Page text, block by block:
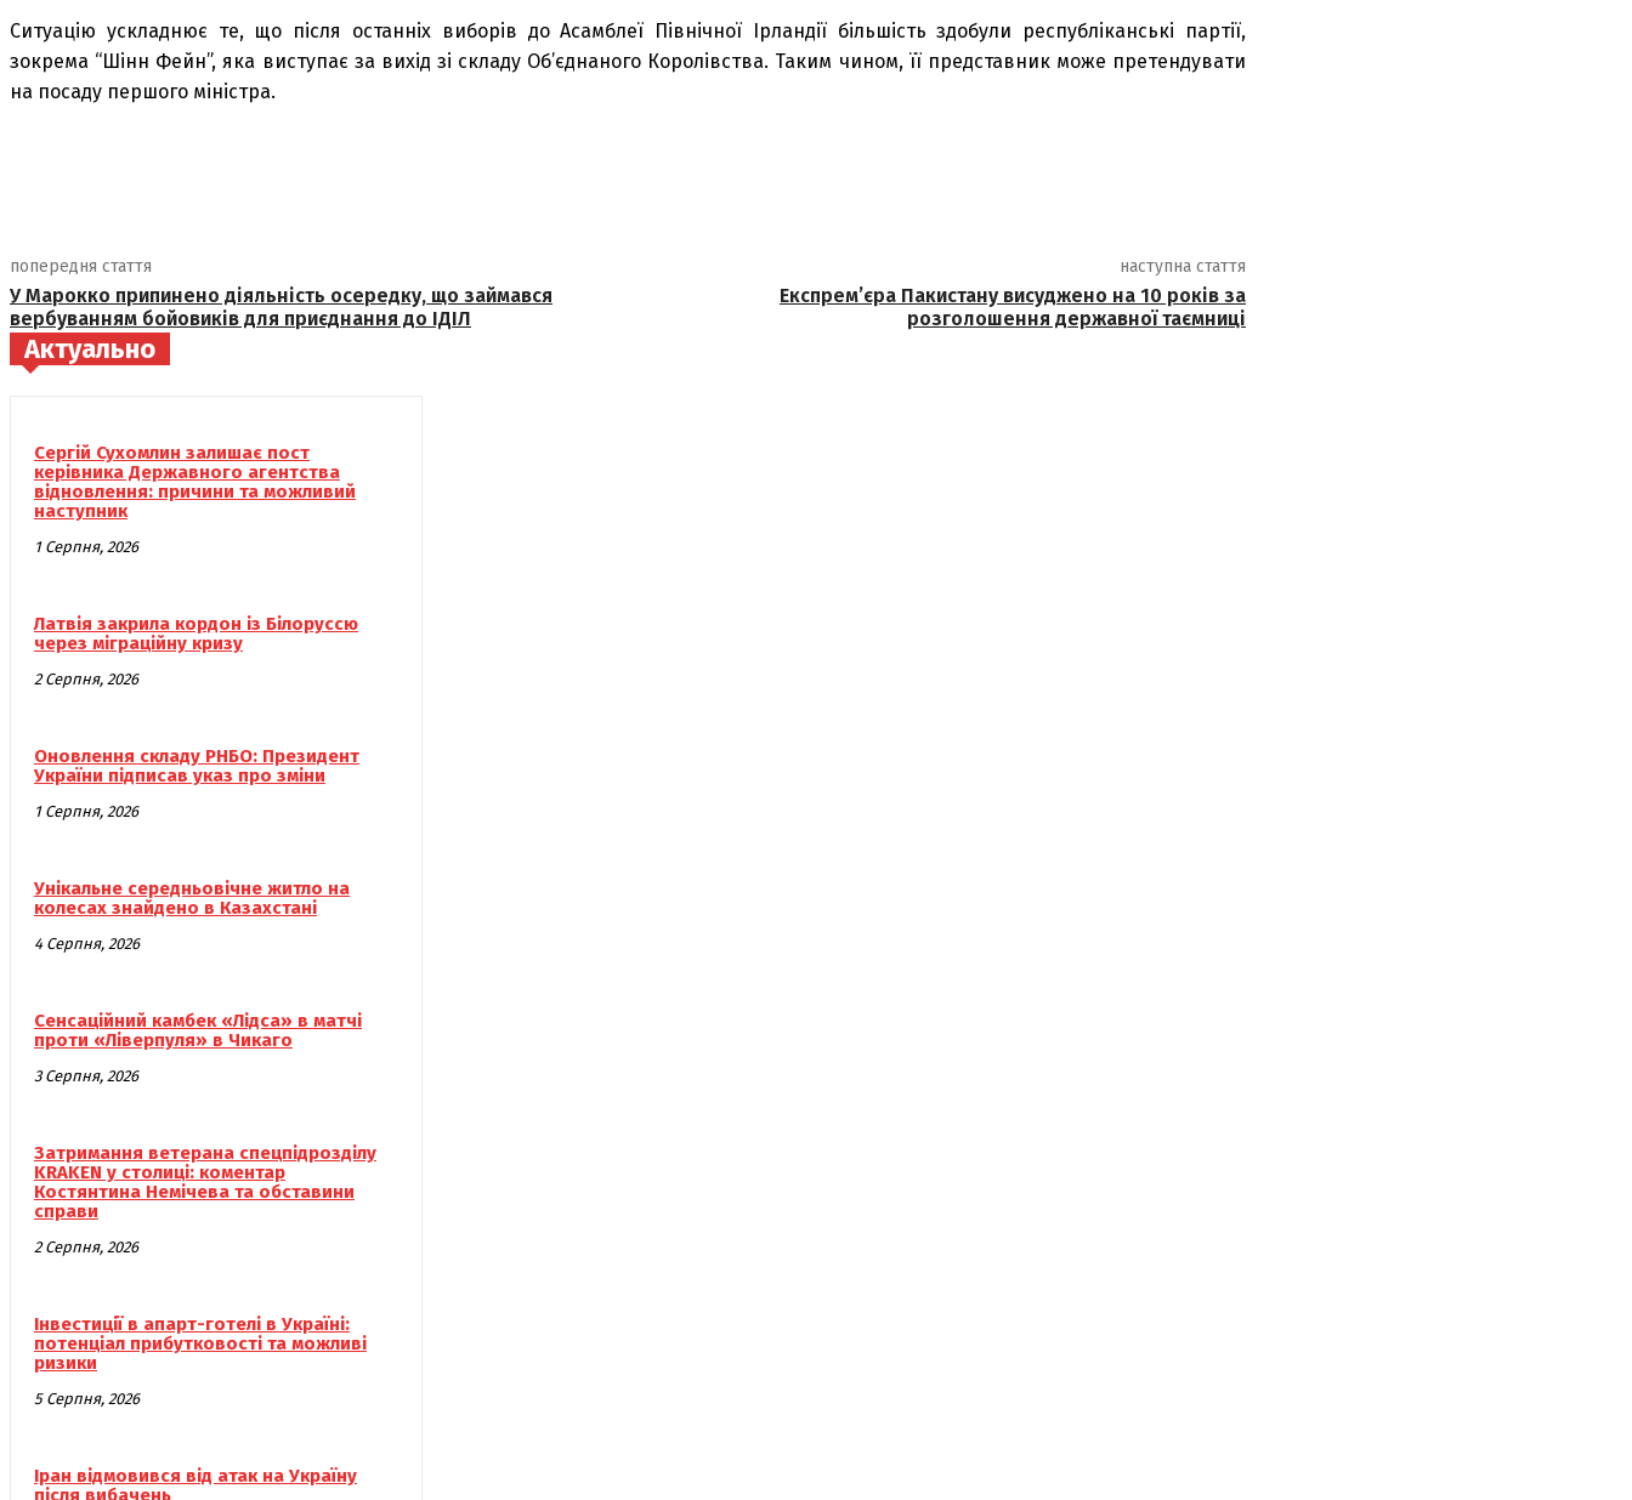
Ситуацію ускладнює те, що після останніх виборів до Асамблеї Північної Ірландії більшість здобули республіканські партії,
зокрема “Шінн Фейн”, яка виступає за вихід зі складу Об’єднаного Королівства. Таким чином, її представник може претендувати
на посаду першого міністра.
попередня стаття
У Марокко припинено діяльність осередку, що займався
вербуванням бойовиків для приєднання до ІДІЛ
наступна стаття
Експрем’єра Пакистану висуджено на 10 років за
розголошення державної таємниці
Актуально
Сергій Сухомлин залишає пост
керівника Державного агентства
відновлення: причини та можливий
наступник
1 Серпня, 2026
Латвія закрила кордон із Білоруссю
через міграційну кризу
2 Серпня, 2026
Оновлення складу РНБО: Президент
України підписав указ про зміни
1 Серпня, 2026
Унікальне середньовічне житло на
колесах знайдено в Казахстані
4 Серпня, 2026
Сенсаційний камбек «Лідса» в матчі
проти «Ліверпуля» в Чикаго
3 Серпня, 2026
Затримання ветерана спецпідрозділу
KRAKEN у столиці: коментар
Костянтина Немічева та обставини
справи
2 Серпня, 2026
Інвестиції в апарт-готелі в Україні:
потенціал прибутковості та можливі
ризики
5 Серпня, 2026
Іран відмовився від атак на Україну
після вибачень